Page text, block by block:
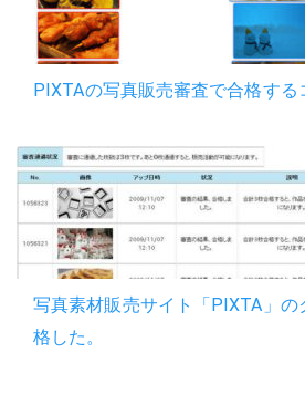
PIXTAの写真販売審査で合格する
写真素材販売サイト「PIXTA」
格した。